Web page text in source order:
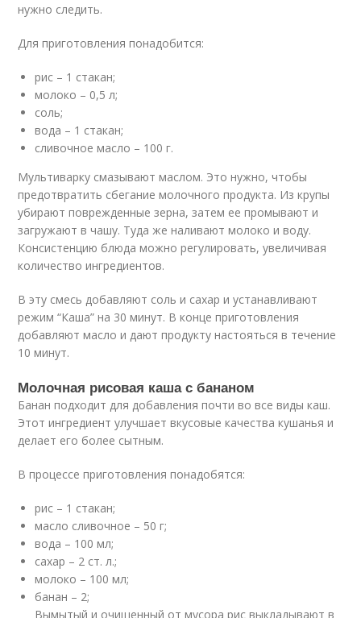
нужно следить.
Для приготовления понадобится:
рис – 1 стакан;
молоко – 0,5 л;
соль;
вода – 1 стакан;
сливочное масло – 100 г.
Мультиварку смазывают маслом. Это нужно, чтобы
предотвратить сбегание молочного продукта. Из крупы
убирают поврежденные зерна, затем ее промывают и
загружают в чашу. Туда же наливают молоко и воду.
Консистенцию блюда можно регулировать, увеличивая
количество ингредиентов.
В эту смесь добавляют соль и сахар и устанавливают
режим “Каша” на 30 минут. В конце приготовления
добавляют масло и дают продукту настояться в течение
10 минут.
Молочная рисовая каша с бананом
Банан подходит для добавления почти во все виды каш.
Этот ингредиент улучшает вкусовые качества кушанья и
делает его более сытным.
В процессе приготовления понадобятся:
рис – 1 стакан;
масло сливочное – 50 г;
вода – 100 мл;
сахар – 2 ст. л.;
молоко – 100 мл;
банан – 2;
Вымытый и очищенный от мусора рис выкладывают в